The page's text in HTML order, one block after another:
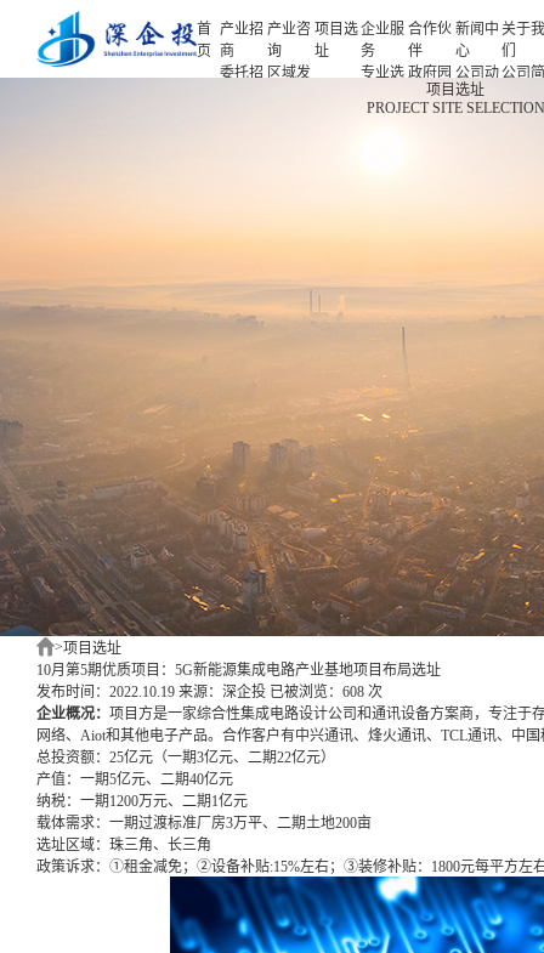
首
页
产业招
商
委托招
产业咨
询
区域发
专题研
究
项目选
址
企业服
务
专业选
项目申
合作伙
伴
政府园
企业客
新闻中
心
公司动
态
产业观
关于
们
公司
人力
新闻中心
项目选址
PROJECT SITE SELECTION
>项目选址
10月第5期优质项目：5G新能源集成电路产业基地项目布局选址
发布时间：2022.10.19 来源：深企投 已被浏览：608 次
企业概况： 项目方是一家综合性集成电路设计公司和通讯设备方案商，专注于
网络、Aiot和其他电子产品。合作客户有中兴通讯、烽火通讯、TCL通讯、中
总投资额： 25亿元（一期3亿元、二期22亿元）
产值： 一期5亿元、二期40亿元
纳税： 一期1200万元、二期1亿元
载体需求： 一期过渡标准厂房3万平、二期土地200亩
选址区域： 珠三角、长三角
政策诉求： ①租金减免；②设备补贴:15%左右；③装修补贴：1800元每平方左